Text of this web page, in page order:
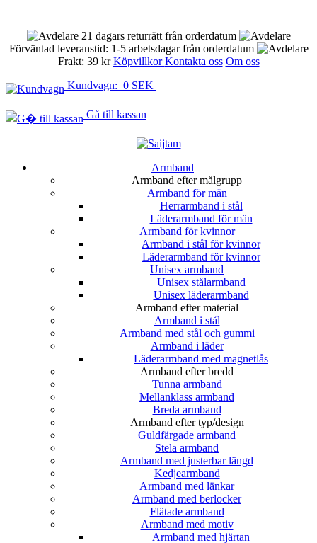
21 dagars returrätt från orderdatum
Förväntad leveranstid: 1-5 arbetsdagar från orderdatum
Frakt: 39 krKöpvillkorKontakta oss Om oss
Kundvagn: 0 SEK
Gå till kassan
Armband
Armband efter målgrupp
Armband för män
Herrarmband i stål
Läderarmband för män
Armband för kvinnor
Armband i stål för kvinnor
Läderarmband för kvinnor
Unisex armband
Unisex stålarmband
Unisex läderarmband
Armband efter material
Armband i stål
Armband med stål och gummi
Armband i läder
Läderarmband med magnetlås
Armband efter bredd
Tunna armband
Mellanklass armband
Breda armband
Armband efter typ/design
Guldfärgade armband
Stela armband
Armband med justerbar längd
Kedjearmband
Armband med länkar
Armband med berlocker
Flätade armband
Armband med motiv
Armband med hjärtan